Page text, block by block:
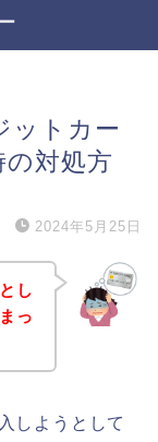
ットカー
対処方
2024年5月25日
し
っ
しようとして